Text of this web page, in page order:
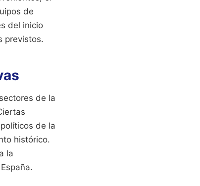
de
del inicio
previstos.
de la
de la
histórico.
la